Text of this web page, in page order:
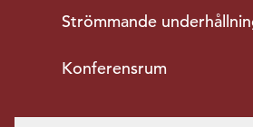
Strömmande
Konferensrum